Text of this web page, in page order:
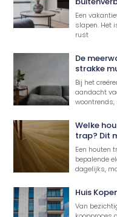
Een
slapen. Het
rust
De
strakke
Bij het
aandacht
Welke
trap? Dit
Een houten
bepalende
dagelijks,
Huis
Van